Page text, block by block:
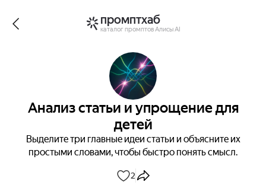
промптхаб
каталог промптов Алисы AI
Анализ статьи и упрощение для
детей
Выделите три главные идеи статьи и объясните их
простыми словами, чтобы быстро понять смысл.
2